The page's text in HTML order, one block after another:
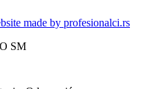
made by profesionalci.rs
SM